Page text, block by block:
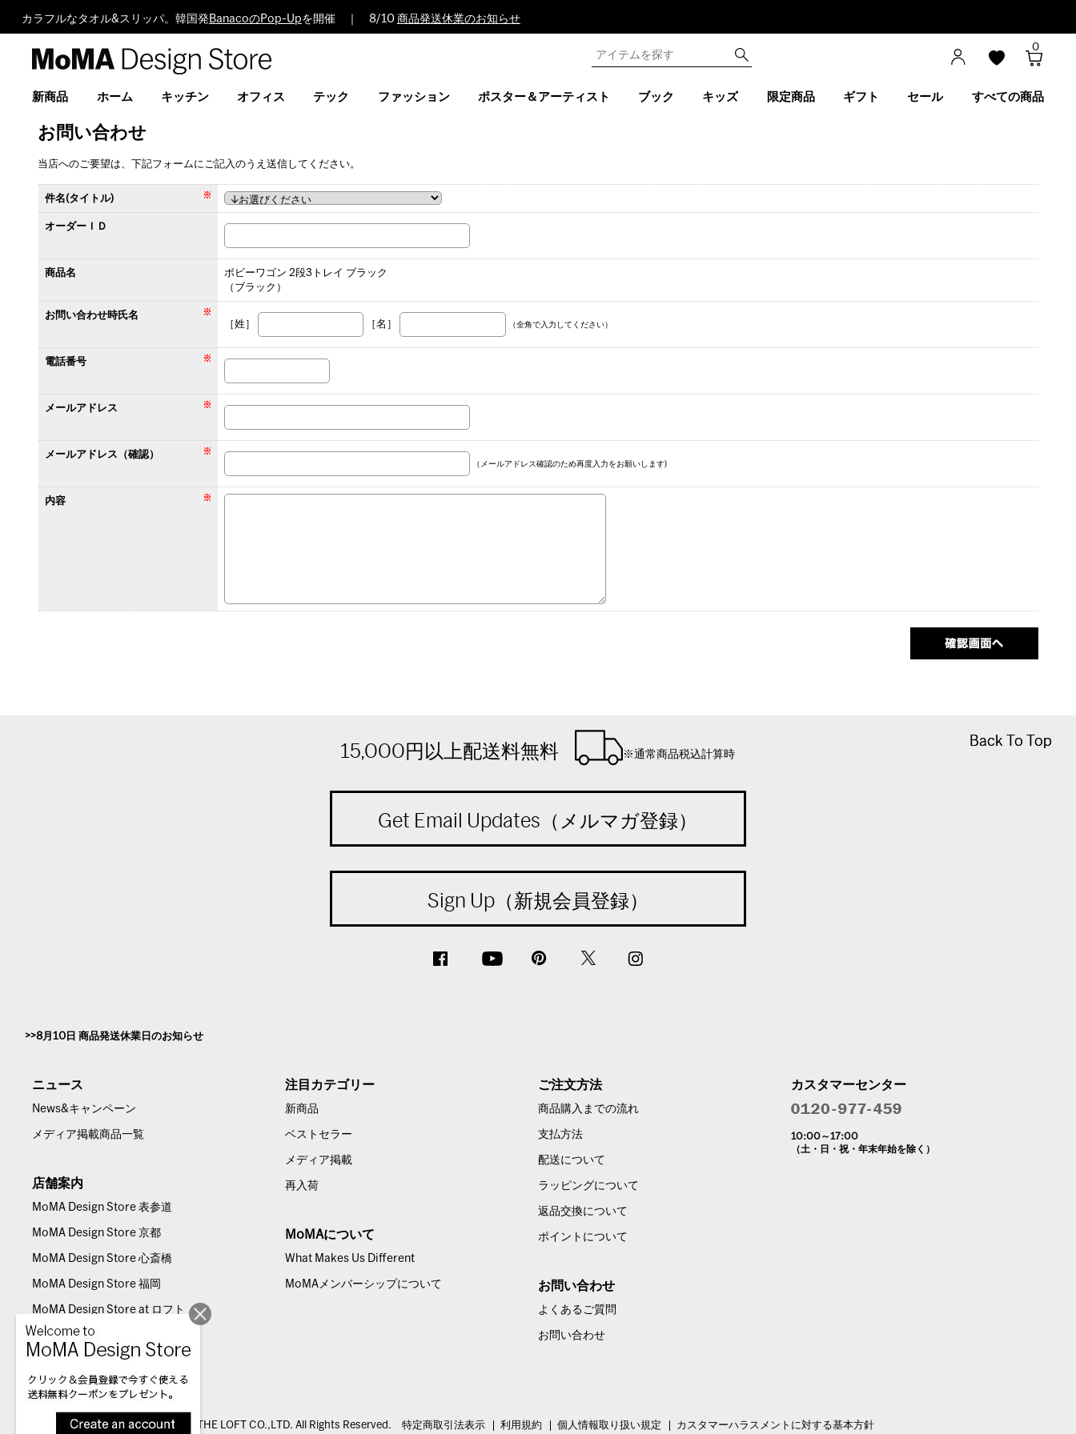
カラフルなタオル&スリッパ。韓国発 BanacoのPop-Upを開催 ｜ 8/10 商品発送休業のお知らせ
Design
0
新商品 ホーム キッチン オフィス テック ファッション ポスター＆アーティスト ブック キッズ 限定商品 ギフト セール すべての商品
お問い合わせ
当店へのご要望は、下記フォームにご記入のうえ送信してください。
件名(タイトル)
オーダーＩＤ
商品名
ボビーワゴン 2段3トレイ ブラック
（ブラック）
お問い合わせ時氏名
［姓］
［名］ （全角で入力してください）
電話番号
メールアドレス
メールアドレス（確認）
（メールアドレス確認のため再度入力をお願いします)
内容
Back To Top
Back To Top
15,000円以上配送料無料 ※通常商品税込計算時
Get Email Updates（メルマガ登録）
Sign Up（新規会員登録）
8月10日 商品発送休業日のお知らせ
ニュース
News&キャンペーン
メディア掲載商品一覧
店舗案内
MoMA Design Store 表参道
MoMA Design Store 京都
MoMA Design Store 心斎橋
MoMA Design Store 福岡
MoMA Design Store at ロフト
注目カテゴリー
新商品
ベストセラー
メディア掲載
再入荷
MoMAについて
What Makes Us Different
MoMAメンバーシップについて
ご注文方法
商品購入までの流れ
支払方法
配送について
ラッピングについて
返品交換について
ポイントについて
お問い合わせ
よくあるご質問
お問い合わせ
カスタマーセンター
10:00～17:00
（土・日・祝・年末年始を除く）
© THE LOFT CO.,LTD. All Rights Reserved. 特定商取引法表示 利用規約 個人情報取り扱い規定 カスタマーハラスメントに対する基本方針